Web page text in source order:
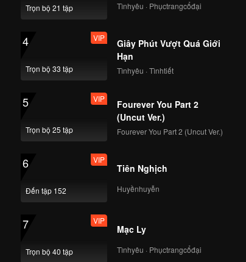
Trọn bộ 21 tập Tìnhyêu · Phụctrangcổđại
4
Trọn bộ 33 tập
VIP
Giây Phút Vượt Quá Giới
Hạn
Tìnhyêu · Tìnhtiết
5
Trọn bộ 25 tập
VIP
Fourever You Part 2
(Uncut Ver.)
Fourever You Part 2 (Uncut Ver.)
6
Đến tập 152
VIP
Tiên Nghịch
Huyềnhuyễn
7
Trọn bộ 40 tập
VIP
Mạc Ly
Tìnhyêu · Phụctrangcổđại